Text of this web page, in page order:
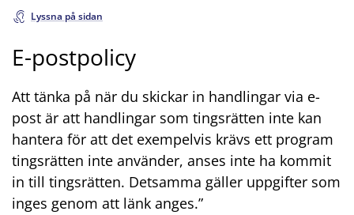
Lyssna på sidan
E-postpolicy
Att tänka på när du skickar in handlingar via e-
post är att handlingar som tingsrätten inte kan
hantera för att det exempelvis krävs ett program
tingsrätten inte använder, anses inte ha kommit
in till tingsrätten. Detsamma gäller uppgifter som
inges genom att länk anges.”